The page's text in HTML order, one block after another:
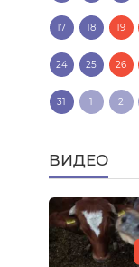
17 18 19
24 25 26
31 1 2
ВИДЕО